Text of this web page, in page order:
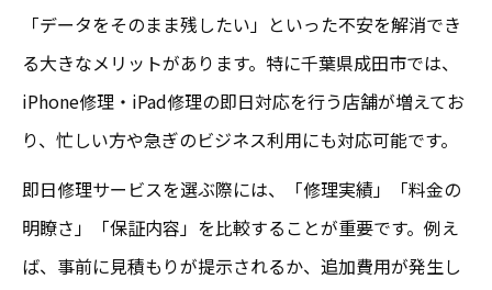
「データをそのまま残したい」といった不安を解消でき
る大きなメリットがあります。特に千葉県成田市では、
iPhone修理・iPad修理の即日対応を行う店舗が増えてお
り、忙しい方や急ぎのビジネス利用にも対応可能です。
即日修理サービスを選ぶ際には、「修理実績」「料金の
明瞭さ」「保証内容」を比較することが重要です。例え
ば、事前に見積もりが提示されるか、追加費用が発生し